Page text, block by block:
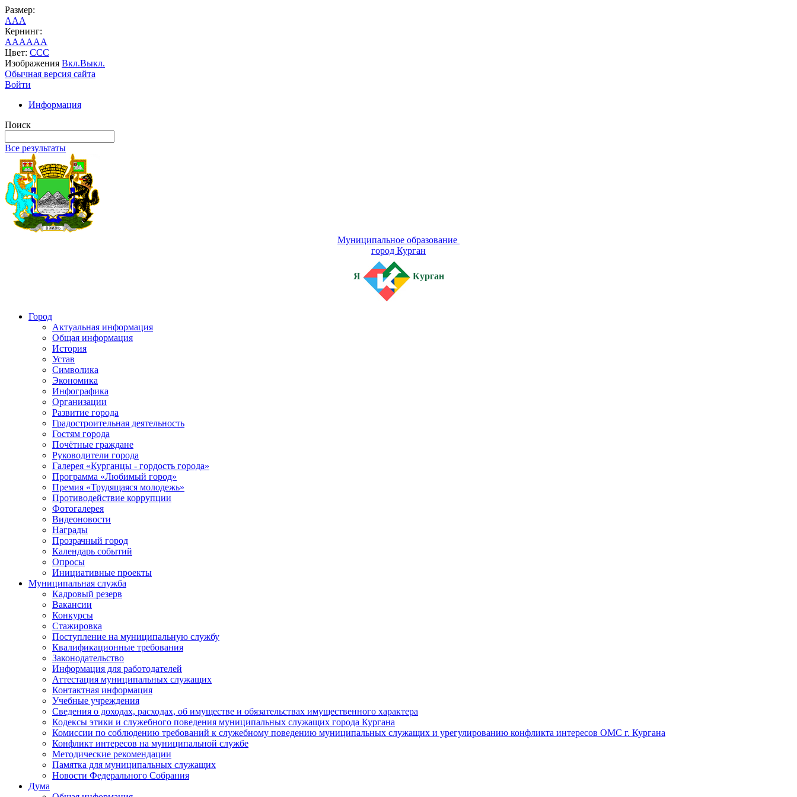
Размер:
AAA
Кернинг:
AAAAAA
Цвет: CCC
Изображения Вкл.Выкл.
Обычная версия сайта
Войти
Информация
Поиск
Все результаты
Муниципальное образование
город Курган
Я Курган
Город
Актуальная информация
Общая информация
История
Устав
Символика
Экономика
Инфографика
Организации
Развитие города
Градостроительная деятельность
Гостям города
Почётные граждане
Руководители города
Галерея «Курганцы - гордость города»
Программа «Любимый город»
Премия «Трудящаяся молодежь»
Противодействие коррупции
Фотогалерея
Видеоновости
Награды
Прозрачный город
Календарь событий
Опросы
Инициативные проекты
Муниципальная служба
Кадровый резерв
Вакансии
Конкурсы
Стажировка
Поступление на муниципальную службу
Квалификационные требования
Законодательство
Информация для работодателей
Аттестация муниципальных служащих
Контактная информация
Учебные учреждения
Сведения о доходах, расходах, об имуществе и обязательствах имущественного характера
Кодексы этики и служебного поведения муниципальных служащих города Кургана
Комиссии по соблюдению требований к служебному поведению муниципальных служащих и урегулированию конфликта интересов ОМС г. Кургана
Конфликт интересов на муниципальной службе
Методические рекомендации
Памятка для муниципальных служащих
Новости Федерального Cобрания
Дума